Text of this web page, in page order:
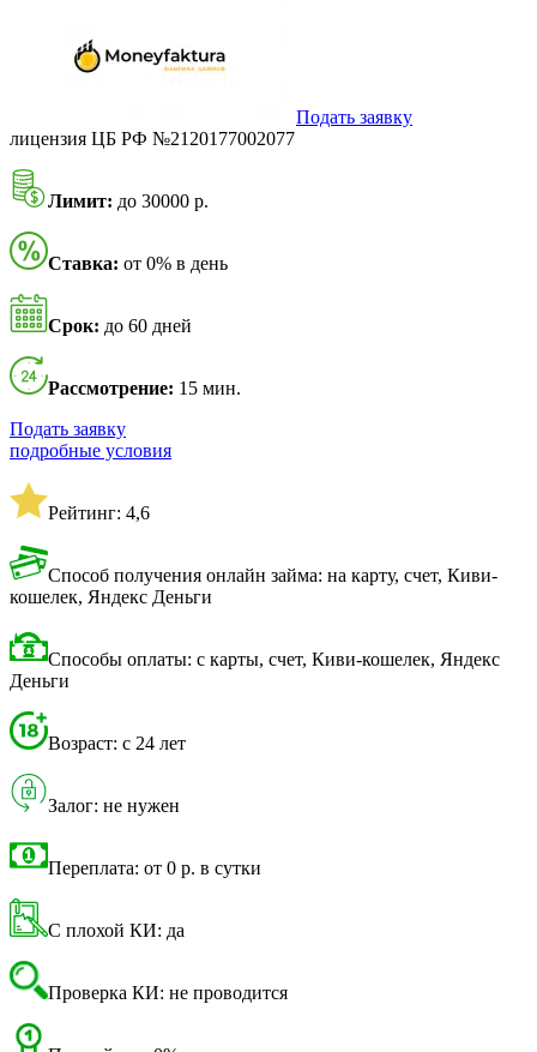
Подать заявку
лицензия ЦБ РФ №2120177002077
Лимит: до 30000 р.
Ставка: от 0% в день
Срок: до 60 дней
Рассмотрение: 15 мин.
Подать заявку
подробные условия
Рейтинг: 4,6
Способ получения онлайн займа: на карту, счет, Киви-
кошелек, Яндекс Деньги
Способы оплаты: с карты, счет, Киви-кошелек, Яндекс
Деньги
Возраст: с 24 лет
Залог: не нужен
Переплата: от 0 р. в сутки
С плохой КИ: да
Проверка КИ: не проводится